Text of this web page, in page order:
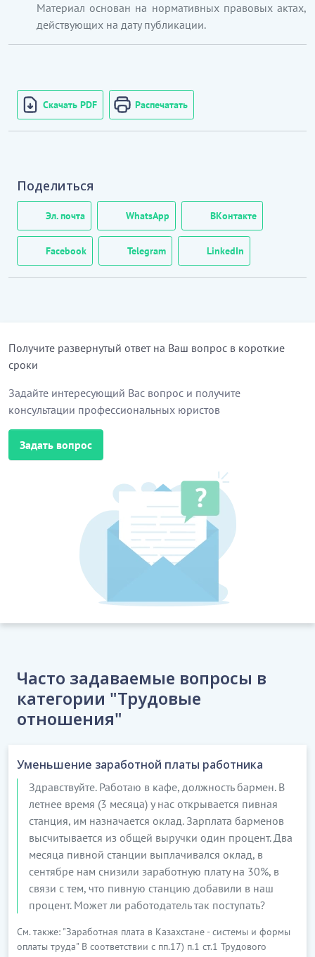
Материал основан на нормативных правовых актах,
действующих на дату публикации.
Скачать PDF Распечатать
Поделиться
Эл. почта WhatsApp ВКонтакте
Facebook Telegram LinkedIn
Получите развернутый ответ на Ваш вопрос в короткие
сроки
Задайте интересующий Вас вопрос и получите
консультации профессиональных юристов
Задать вопрос
Часто задаваемые вопросы в
категории "Трудовые
отношения"
Уменьшение заработной платы работника
Здравствуйте. Работаю в кафе, должность бармен. В
летнее время (3 месяца) у нас открывается пивная
станция, им назначается оклад. Зарплата барменов
высчитывается из общей выручки один процент. Два
месяца пивной станции выплачивался оклад, в
сентябре нам снизили заработную плату на 30%, в
связи с тем, что пивную станцию добавили в наш
процент. Может ли работодатель так поступать?
См. также: "Заработная плата в Казахстане - системы и формы
оплаты труда" В соответствии с пп.17) п.1 ст.1 Трудового